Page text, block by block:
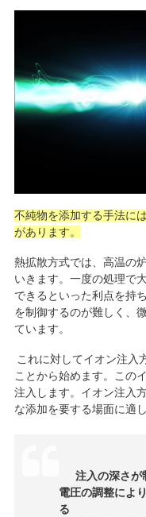
不純物を添加する手法には
があります。
熱拡散方式では、高温の
いきます。一度の処理で
できるといった利点を持
を制御するのが難しく、
ています。
これに対してイオン注入
ことから始めます。この
注入します。イオン注入
な添加を要する場面に適
注入の深さが
電圧の調整によ
る